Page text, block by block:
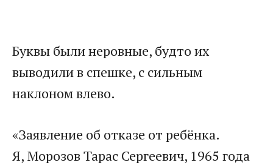
Буквы были неровные, будто их
выводили в спешке, с сильным
наклоном влево.
«Заявление об отказе от ребёнка.
Я, Морозов Тарас Сергеевич, 1965 года